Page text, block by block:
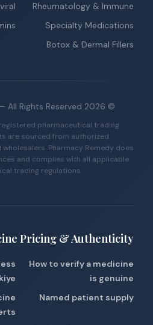
Rheumatology & Immune
Specialty Medications
Botox & Dermal Fillers
©
2026
All Rights Reserved
pharmaceutical trading
are sourced from authorized
Pharmacy Remedy does
and complies with all applicable
trading regulations.
Pricing & Authenticity
How to verify a medicine
is genuine
Named patient supply